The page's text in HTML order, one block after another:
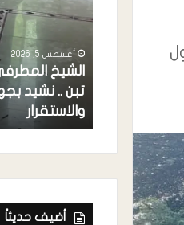
أغسطس 5, 2026
الشيخ
تبن .. نشيد
والاستقرار
أضيف حديثاً